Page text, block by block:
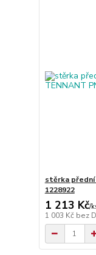
stěrka přední
1228922
1 213 Kč/
1 003 Kč bez